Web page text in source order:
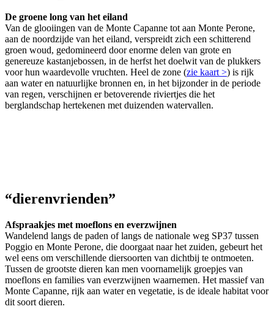
De groene long van het eiland
Van de glooiingen van de Monte Capanne tot aan Monte Perone,
aan de noordzijde van het eiland, verspreidt zich een schitterend
groen woud, gedomineerd door enorme delen van grote en
genereuze kastanjebossen, in de herfst het doelwit van de plukkers
voor hun waardevolle vruchten. Heel de zone (zie kaart >) is rijk
aan water en natuurlijke bronnen en, in het bijzonder in de periode
van regen, verschijnen er betoverende riviertjes die het
berglandschap hertekenen met duizenden watervallen.
“dierenvrienden”
Afspraakjes met moeflons en everzwijnen
Wandelend langs de paden of langs de nationale weg SP37 tussen
Poggio en Monte Perone, die doorgaat naar het zuiden, gebeurt het
wel eens om verschillende diersoorten van dichtbij te ontmoeten.
Tussen de grootste dieren kan men voornamelijk groepjes van
moeflons en families van everzwijnen waarnemen. Het massief van
Monte Capanne, rijk aan water en vegetatie, is de ideale habitat voor
dit soort dieren.